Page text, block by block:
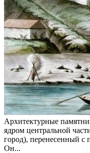
Архитектурные
ядром центральной
город), перенесенный с
Он...